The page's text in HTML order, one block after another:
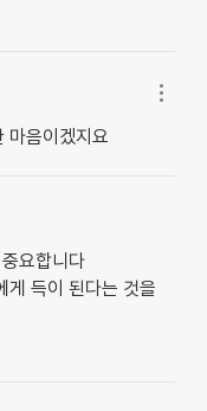
마음이겠지요
요합니다
게 득이 된다는 것을